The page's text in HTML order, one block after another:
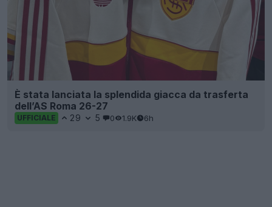
È stata lanciata la splendida giacca da trasferta
dell’AS Roma 26-27
UFFICIALE 29 5 0 1.9K 6h